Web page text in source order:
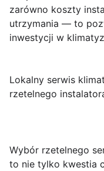
zarówno koszty
utrzymania — to
inwestycji w
Lokalny serwis
rzetelnego
Wybór rzetelnego
to nie tylko kwestia